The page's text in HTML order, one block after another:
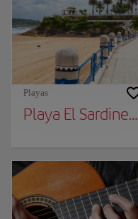
Playas
Playa El Sardinero